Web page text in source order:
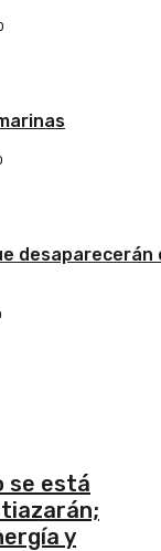
desaparecerán
se está
y